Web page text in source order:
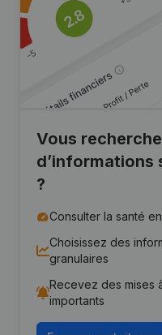
Vous
d’informations
?
Consulter la santé
Choisissez des
granulaires
Recevez des mises
importants